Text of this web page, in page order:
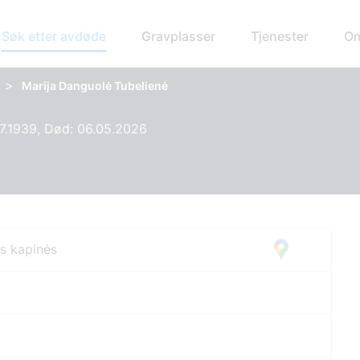
Søk etter avdøde Gravplasser Tjenester
> Marija Danguolė Tubelienė
Død: 06.05.2026
kapinės